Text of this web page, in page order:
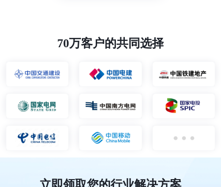
70万客户的共同选择
立即领取您的行业解决方案